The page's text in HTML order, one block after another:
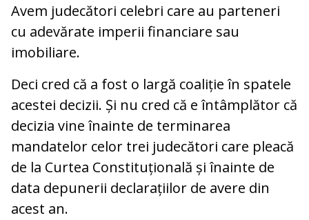
Avem judecători celebri care au parteneri
cu adevărate imperii financiare sau
imobiliare.
Deci cred că a fost o largă coaliție în spatele
acestei decizii. Și nu cred că e întâmplător că
decizia vine înainte de terminarea
mandatelor celor trei judecători care pleacă
de la Curtea Constituțională și înainte de
data depunerii declarațiilor de avere din
acest an.